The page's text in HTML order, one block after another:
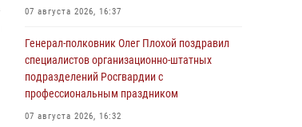
07 августа 2026, 16:37
Генерал-полковник Олег Плохой поздравил
специалистов организационно-штатных
подразделений Росгвардии с
профессиональным праздником
07 августа 2026, 16:32